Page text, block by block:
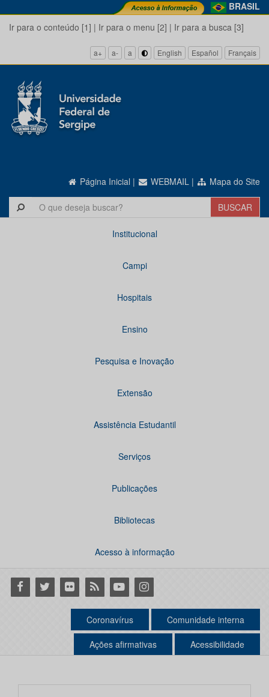
BRASIL
Ir para o conteúdo [1] | Ir para o menu [2] | Ir para a busca [3]
a+ a- a English Español Français
Página Inicial | WEBMAIL | Mapa do Site
Institucional
Campi
Hospitais
Ensino
Pesquisa e Inovação
Extensão
Assistência Estudantil
Serviços
Publicações
Bibliotecas
Acesso à informação
Facebook
Twitter Flickr RSS YoutubeInstagram
Coronavírus Comunidade interna
Ações afirmativas Acessibilidade